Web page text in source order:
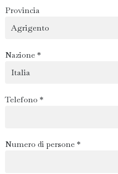
Provincia
Nazione *
Telefono *
Numero di persone *